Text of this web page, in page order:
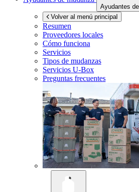
Ayudantes
Volver al menú principal
Resumen
Proveedores locales
Cómo funciona
Servicios
Tipos de mudanzas
Servicios U-Box
Preguntas frecuentes